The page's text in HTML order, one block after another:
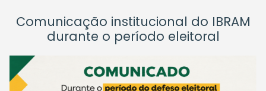
Comunicação institucional do IBRAM
durante o período eleitoral